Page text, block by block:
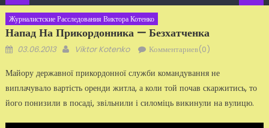
Журналистские Расследования Виктора Котенко
Напад На Прикордонника — Безхатченка
Добавлено
03.06.2013 Автор
Viktor Kotenko Комментариев(0)
Майору державної прикордонної служби командування не
виплачувало вартість оренди житла, а коли той почав скаржитись, то
його понизили в посаді, звільнили і силоміць викинули на вулицю.